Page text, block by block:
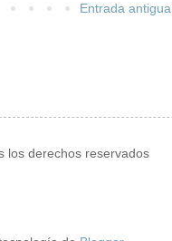
Entrada antigua
los derechos reservados